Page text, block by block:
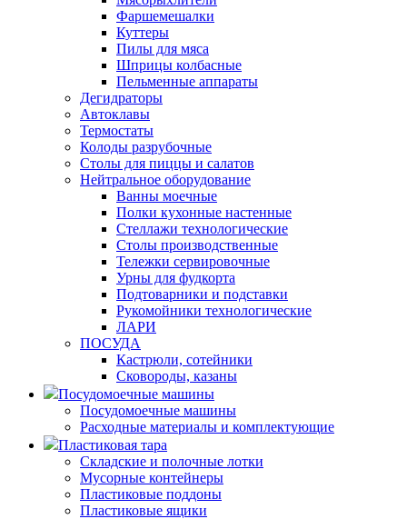
Фаршемешалки
Куттеры
Пилы для мяса
Шприцы колбасные
Пельменные аппараты
Дегидраторы
Автоклавы
Термостаты
Колоды разрубочные
Столы для пиццы и салатов
Нейтральное оборудование
Ванны моечные
Полки кухонные настенные
Стеллажи технологические
Столы производственные
Тележки сервировочные
Урны для фудкорта
Подтоварники и подставки
Рукомойники технологические
ЛАРИ
ПОСУДА
Кастрюли, сотейники
Сковороды, казаны
Посудомоечные машины
Посудомоечные машины
Расходные материалы и комплектующие
Пластиковая тара
Складские и полочные лотки
Мусорные контейнеры
Пластиковые поддоны
Пластиковые ящики